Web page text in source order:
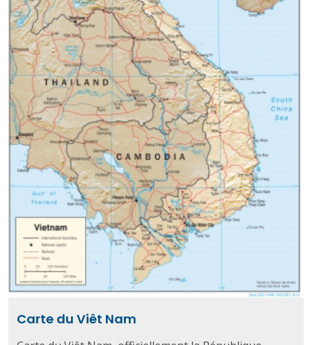
Carte du Viêt Nam